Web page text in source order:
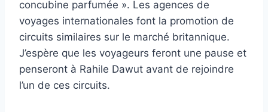
concubine parfumée ». Les agences de
voyages internationales font la promotion de
circuits similaires sur le marché britannique.
J’espère que les voyageurs feront une pause et
penseront à Rahile Dawut avant de rejoindre
l’un de ces circuits.